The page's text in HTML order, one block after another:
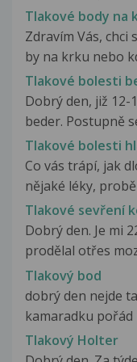
Tlakové body na
Zdravím Vás,
by na krku nebo
Tlakové bolesti
Dobrý den, již
beder. Postupně
Tlakové bolesti
Co vás trápí, jak
nějaké léky,
Tlakové sevření
Dobrý den. Je mi
prodělal otřes
Tlakový bod
dobrý den nejde
kamaradku pořád
Tlakový Holter